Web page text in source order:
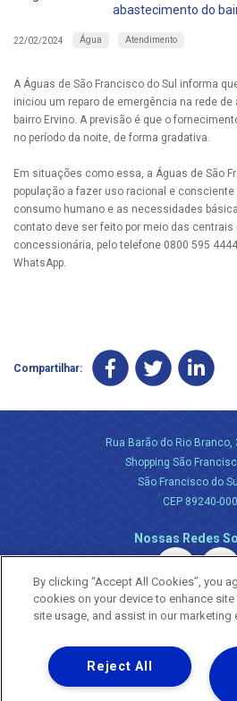
abastecimento do
22/02/2024 Água Atendimento
A Águas de São Francisco do Sul informa
iniciou um reparo de emergência na rede
bairro Ervino. A previsão é que o
no período da noite, de forma gradativa.
Em situações como essa, a Águas de São
população a fazer uso racional e
consumo humano e as necessidades
contato deve ser feito por meio das centrais
concessionária, pelo telefone 0800 595
WhatsApp.
Compartilhar:
Rua Barão do Rio Branco,
Shopping São
São Francisco do
CEP 89240-000
Nossas Redes
Uma empresa
Copyright ® 2026 -
By clicking “Accept All Cookies”, you
cookies on your device to enhance
site usage, and assist in our marketing
Reject All